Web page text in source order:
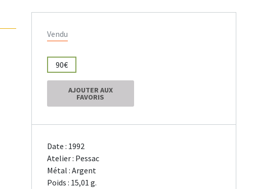
Vendu
90€
AJOUTER AUX
FAVORIS
Date : 1992
Atelier : Pessac
Métal : Argent
Poids : 15,01 g.